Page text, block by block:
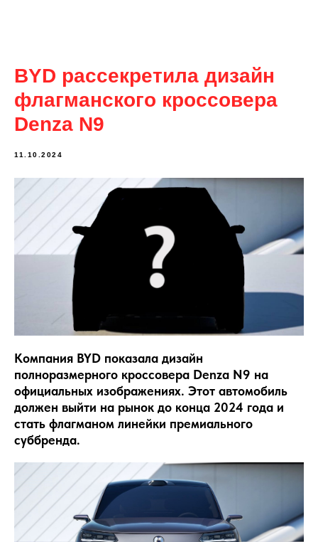
BYD рассекретила дизайн
флагманского кроссовера
Denza N9
11.10.2024
Компания BYD показала дизайн
полноразмерного кроссовера Denza N9 на
официальных изображениях. Этот автомобиль
должен выйти на рынок до конца 2024 года и
стать флагманом линейки премиального
суббренда.